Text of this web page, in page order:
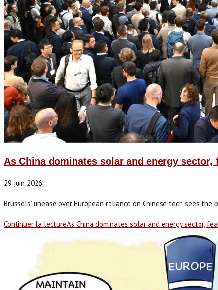
As China dominates solar and energy sector,
29 juin 2026
Brussels’ unease over European reliance on Chinese tech sees
Continuer la lectureAs China dominates solar and energy sector,